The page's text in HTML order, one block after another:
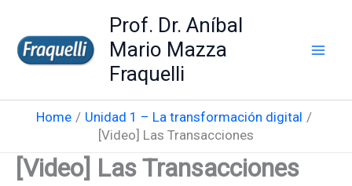
content
Prof. Dr. Aníbal
Mario Mazza
Fraquelli
Home
Unidad 1 – La transformación digital
[Video] Las Transacciones
[Video] Las Transacciones